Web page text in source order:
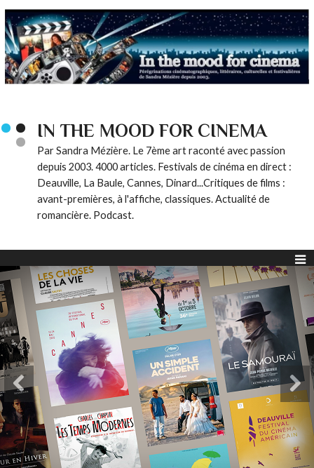
IN THE MOOD FOR CINEMA
Par Sandra Mézière. Le 7ème art raconté avec passion
depuis 2003. 4000 articles. Festivals de cinéma en direct :
Deauville, La Baule, Cannes, Dinard...Critiques de films :
avant-premières, à l'affiche, classiques. Actualité de
romancière. Podcast.